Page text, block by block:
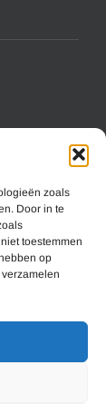
zoals
Door in te
toestemmen
op